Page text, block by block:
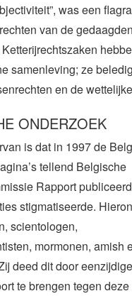
was een
van de
samenleving; ze
en de
ONDERZOEK
is dat in 1997 de
tellend Belgische
Rapport
stigmatiseerde.
scientologen,
mormonen, amish
deed dit door eenzijdige
te brengen tegen deze